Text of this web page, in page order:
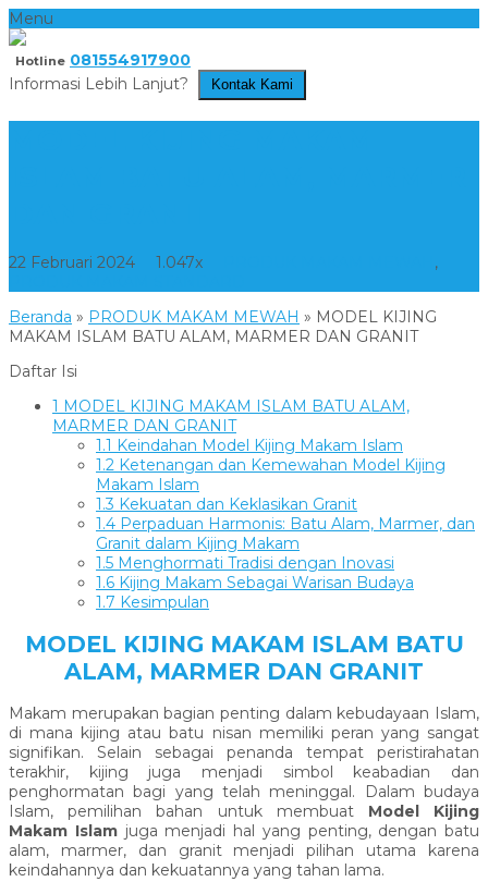
Menu
Hotline 081554917900
Informasi Lebih Lanjut?
Kontak Kami
22 Februari 2024 1.047x
,
Beranda » PRODUK MAKAM MEWAH » MODEL KIJING
MAKAM ISLAM BATU ALAM, MARMER DAN GRANIT
Daftar Isi
1 MODEL KIJING MAKAM ISLAM BATU ALAM,
MARMER DAN GRANIT
1.1 Keindahan Model Kijing Makam Islam
1.2 Ketenangan dan Kemewahan Model Kijing
Makam Islam
1.3 Kekuatan dan Keklasikan Granit
1.4 Perpaduan Harmonis: Batu Alam, Marmer, dan
Granit dalam Kijing Makam
1.5 Menghormati Tradisi dengan Inovasi
1.6 Kijing Makam Sebagai Warisan Budaya
1.7 Kesimpulan
MODEL KIJING MAKAM ISLAM BATU
ALAM, MARMER DAN GRANIT
Makam merupakan bagian penting dalam kebudayaan Islam,
di mana kijing atau batu nisan memiliki peran yang sangat
signifikan. Selain sebagai penanda tempat peristirahatan
terakhir, kijing juga menjadi simbol keabadian dan
penghormatan bagi yang telah meninggal. Dalam budaya
Islam, pemilihan bahan untuk membuat Model Kijing
Makam Islamjuga menjadi hal yang penting, dengan batu
alam, marmer, dan granit menjadi pilihan utama karena
keindahannya dan kekuatannya yang tahan lama.